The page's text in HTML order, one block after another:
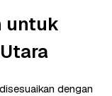
untuk
dengan